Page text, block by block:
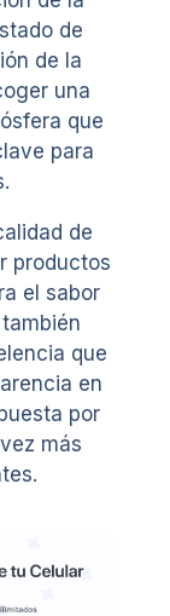
de
de la
una
que
para
de
productos
el sabor
que
en
por
más